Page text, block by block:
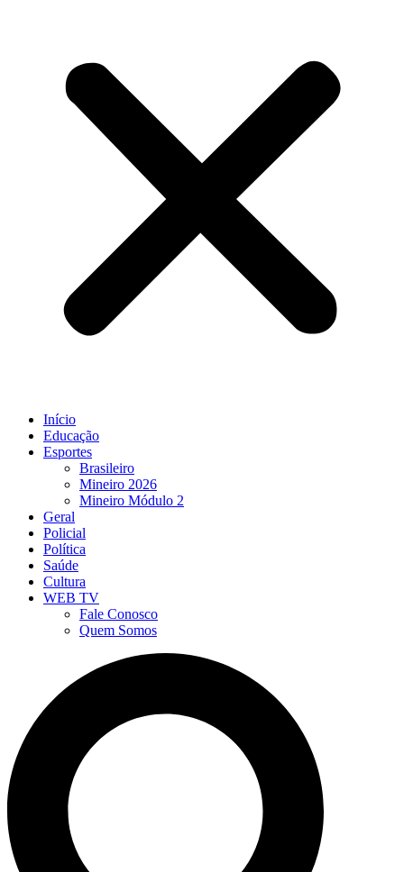
Início
Educação
Esportes
Brasileiro
Mineiro 2026
Mineiro Módulo 2
Geral
Policial
Política
Saúde
Cultura
WEB TV
Fale Conosco
Quem Somos